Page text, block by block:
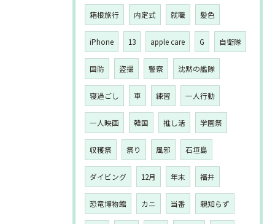
箱根旅行 内定式 就職 髪色
iPhone 13 apple care G 自衛隊
国防 盗撮 警察 沈黙の艦隊
寝過ごし 車 練習 一人行動
一人映画 韓国 推し活 学園祭
収穫祭 祭り 風邪 石垣島
ダイビング 12月 年末 福井
恐竜博物館 カニ 当番 親知らず